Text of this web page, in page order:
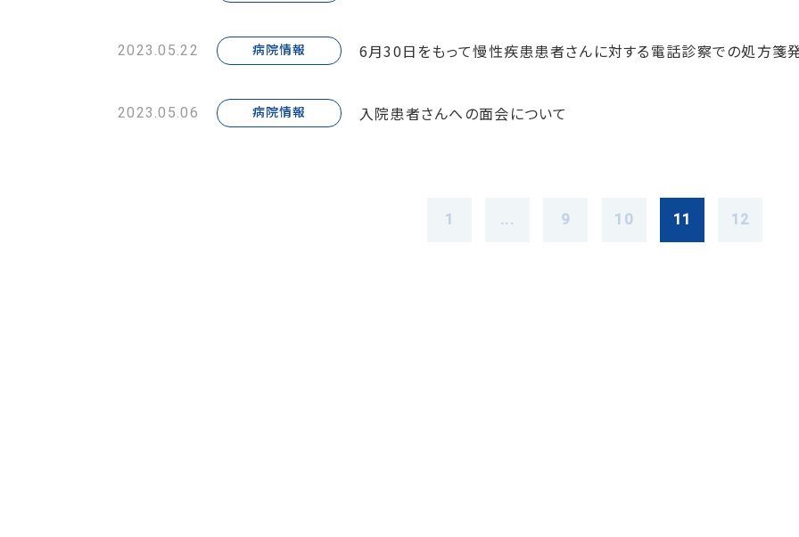
2023.05.22 病院情報 6月30日をもって慢性疾患患者さんに対する電話診察での処方箋
2023.05.06 病院情報 入院患者さんへの面会について
1 ... 9 10 11 12